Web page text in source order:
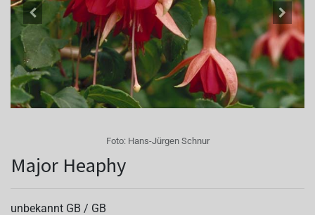
Foto: Hans-Jürgen Schnur
Major Heaphy
unbekannt GB / GB